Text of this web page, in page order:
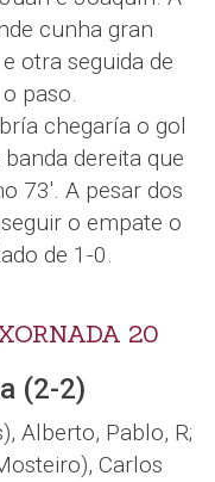
cunha gran
otra seguida de
paso.
chegaría o gol
dereita que
73'. A pesar dos
o empate o
de 1-0.
20
(2-2)
Alberto, Pablo, R;
Carlos